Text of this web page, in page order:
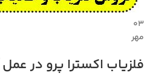
۰۳
مهر
فلزیاب اکسترا پرو در